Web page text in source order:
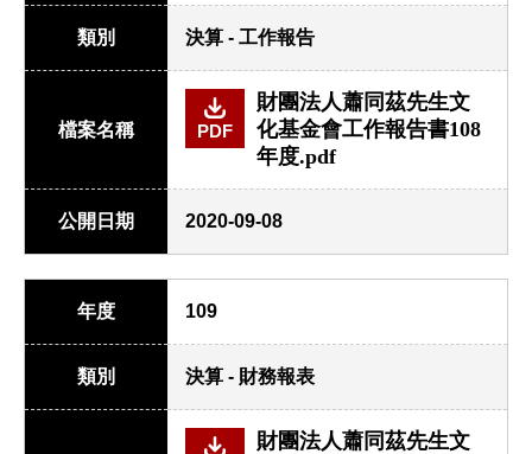
類別 決算 - 工作報告
檔案名稱 PDF
財團法人蕭同茲先生文
化基金會工作報告書108
年度.pdf
公開日期 2020-09-08
年度 109
類別 決算 - 財務報表
財團法人蕭同茲先生文